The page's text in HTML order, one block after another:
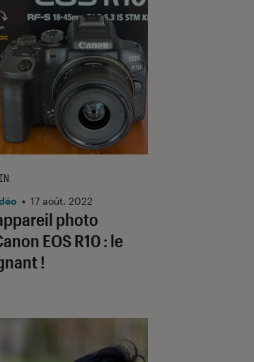
photo
EOS R10 : le
!
• 17 août. 2022